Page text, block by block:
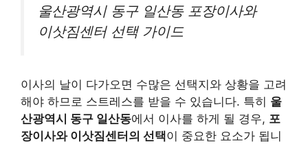
울산광역시 동구 일산동 포장이사와
이삿짐센터 선택 가이드
이사의 날이 다가오면 수많은 선택지와 상황을 고려
해야 하므로 스트레스를 받을 수 있습니다. 특히 울
산광역시 동구 일산동에서 이사를 하게 될 경우, 포
장이사와 이삿짐센터의 선택이 중요한 요소가 됩니